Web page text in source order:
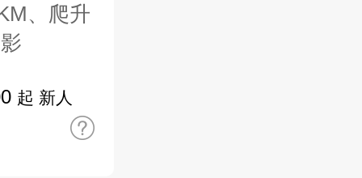
、爬升
起 新人